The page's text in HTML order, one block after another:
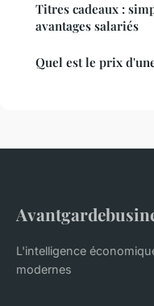
Titres cadeaux :
avantages salariés
Quel est le prix
L'intelligence
modernes